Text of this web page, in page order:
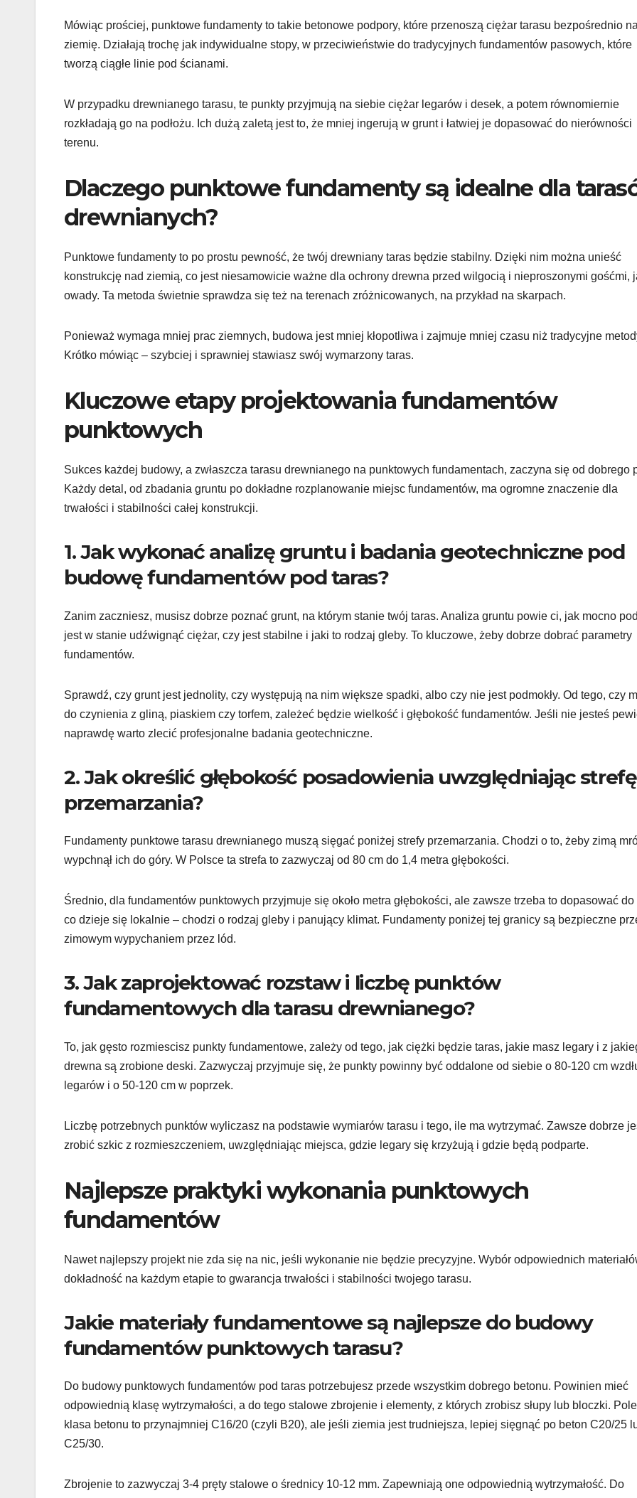
Mówiąc prościej, punktowe fundamenty to takie betonowe podpory, które przenoszą ciężar tarasu bezpośrednio na
ziemię. Działają trochę jak indywidualne stopy, w przeciwieństwie do tradycyjnych fundamentów pasowych, które
tworzą ciągłe linie pod ścianami.
W przypadku drewnianego tarasu, te punkty przyjmują na siebie ciężar legarów i desek, a potem równomiernie
rozkładają go na podłożu. Ich dużą zaletą jest to, że mniej ingerują w grunt i łatwiej je dopasować do nierówności
terenu.
Dlaczego punktowe fundamenty są idealne dla
drewnianych?
Punktowe fundamenty to po prostu pewność, że twój drewniany taras będzie stabilny. Dzięki nim można unieść
konstrukcję nad ziemią, co jest niesamowicie ważne dla ochrony drewna przed wilgocią i nieproszonymi gośćmi,
owady. Ta metoda świetnie sprawdza się też na terenach zróżnicowanych, na przykład na skarpach.
Ponieważ wymaga mniej prac ziemnych, budowa jest mniej kłopotliwa i zajmuje mniej czasu niż tradycyjne
Krótko mówiąc – szybciej i sprawniej stawiasz swój wymarzony taras.
Kluczowe etapy projektowania fundamentów
punktowych
Sukces każdej budowy, a zwłaszcza tarasu drewnianego na punktowych fundamentach, zaczyna się od dobrego
Każdy detal, od zbadania gruntu po dokładne rozplanowanie miejsc fundamentów, ma ogromne znaczenie dla
trwałości i stabilności całej konstrukcji.
1. Jak wykonać analizę gruntu i badania geotechniczne pod
budowę fundamentów pod taras?
Zanim zaczniesz, musisz dobrze poznać grunt, na którym stanie twój taras. Analiza gruntu powie ci, jak mocno
jest w stanie udźwignąć ciężar, czy jest stabilne i jaki to rodzaj gleby. To kluczowe, żeby dobrze dobrać parametry
fundamentów.
Sprawdź, czy grunt jest jednolity, czy występują na nim większe spadki, albo czy nie jest podmokły. Od tego, czy
do czynienia z gliną, piaskiem czy torfem, zależeć będzie wielkość i głębokość fundamentów. Jeśli nie jesteś
naprawdę warto zlecić profesjonalne badania geotechniczne.
2. Jak określić głębokość posadowienia uwzględniając strefę
przemarzania?
Fundamenty punktowe tarasu drewnianego muszą sięgać poniżej strefy przemarzania. Chodzi o to, żeby zimą
wypchnął ich do góry. W Polsce ta strefa to zazwyczaj od 80 cm do 1,4 metra głębokości.
Średnio, dla fundamentów punktowych przyjmuje się około metra głębokości, ale zawsze trzeba to dopasować do
co dzieje się lokalnie – chodzi o rodzaj gleby i panujący klimat. Fundamenty poniżej tej granicy są bezpieczne
zimowym wypychaniem przez lód.
3. Jak zaprojektować rozstaw i liczbę punktów
fundamentowych dla tarasu drewnianego?
To, jak gęsto rozmiescisz punkty fundamentowe, zależy od tego, jak ciężki będzie taras, jakie masz legary i z
drewna są zrobione deski. Zazwyczaj przyjmuje się, że punkty powinny być oddalone od siebie o 80-120 cm
legarów i o 50-120 cm w poprzek.
Liczbę potrzebnych punktów wyliczasz na podstawie wymiarów tarasu i tego, ile ma wytrzymać. Zawsze dobrze
zrobić szkic z rozmieszczeniem, uwzględniając miejsca, gdzie legary się krzyżują i gdzie będą podparte.
Najlepsze praktyki wykonania punktowych
fundamentów
Nawet najlepszy projekt nie zda się na nic, jeśli wykonanie nie będzie precyzyjne. Wybór odpowiednich
dokładność na każdym etapie to gwarancja trwałości i stabilności twojego tarasu.
Jakie materiały fundamentowe są najlepsze do budowy
fundamentów punktowych tarasu?
Do budowy punktowych fundamentów pod taras potrzebujesz przede wszystkim dobrego betonu. Powinien mieć
odpowiednią klasę wytrzymałości, a do tego stalowe zbrojenie i elementy, z których zrobisz słupy lub bloczki.
klasa betonu to przynajmniej C16/20 (czyli B20), ale jeśli ziemia jest trudniejsza, lepiej sięgnąć po beton C20/25
C25/30.
Zbrojenie to zazwyczaj 3-4 pręty stalowe o średnicy 10-12 mm. Zapewniają one odpowiednią wytrzymałość. Do